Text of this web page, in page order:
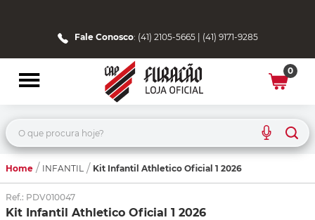
Fale Conosco: (41) 2105-5665 | (41) 9171-9285
0
O que procura hoje?
Home INFANTIL Kit Infantil Athletico Oficial 1 2026
Ref.: PDV010047
Kit Infantil Athletico Oficial 1 2026